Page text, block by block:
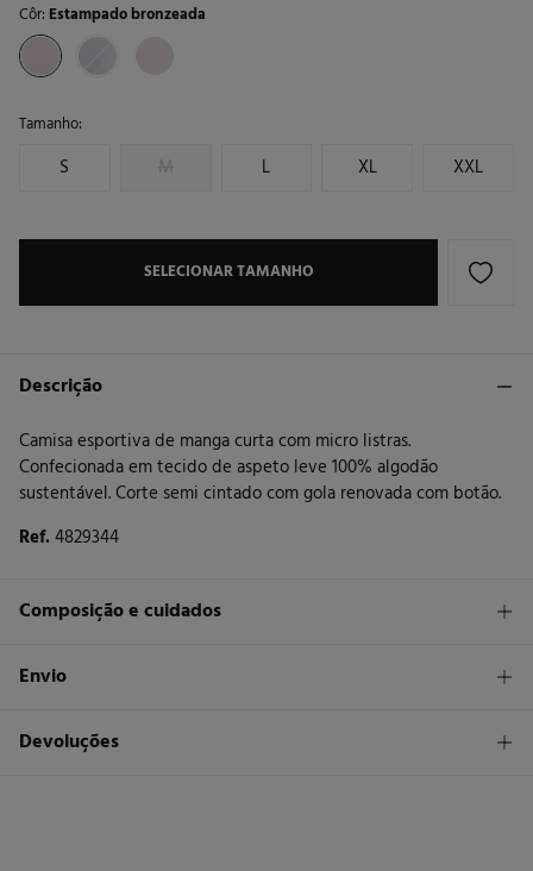
Côr: Estampado bronzeada
Tamanho:
S M L XL XXL
SELECIONAR TAMANHO
Descrição
Camisa esportiva de manga curta com micro listras.
Confecionada em tecido de aspeto leve 100% algodão
sustentável. Corte semi cintado com gola renovada com botão.
Ref.4829344
Composição e cuidados
Composição
Cuidados
Envio
STANDARD
Devoluções